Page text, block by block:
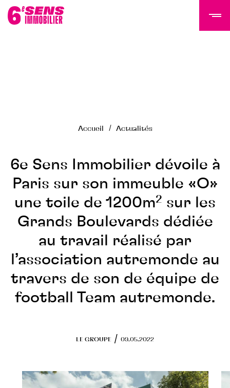
NOS PROGRAMMES
Tertiaire
Résidentiel
Programmes livrés
RSE
Objectifs
Actions engagées
Accueil Actualités
6e Sens Immobilier dévoile à
Paris sur son immeuble «O»
une toile de 1200m² sur les
Grands Boulevards dédiée
au travail réalisé par
l’association autremonde au
travers de son de équipe de
football Team autremonde.
LE GROUPE / 09.05.2022